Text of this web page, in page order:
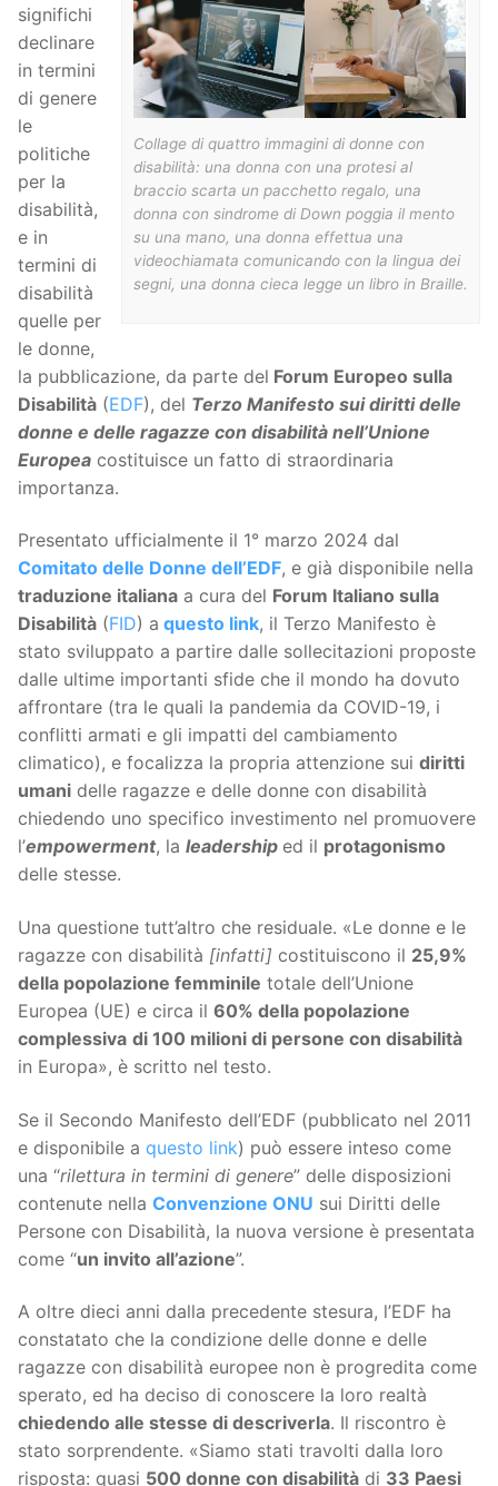
Collage di quattro immagini di donne con
disabilità: una donna con una protesi al
braccio scarta un pacchetto regalo, una
donna con sindrome di Down poggia il mento
su una mano, una donna effettua una
videochiamata comunicando con la lingua dei
segni, una donna cieca legge un libro in Braille.
significhi
declinare
in termini
di genere
le
politiche
per la
disabilità,
e in
termini di
disabilità
quelle per
le donne,
la pubblicazione, da parte del Forum Europeo sulla
Disabilità (EDF), del Terzo Manifesto sui diritti delle
donne e delle ragazze con disabilità nell’Unione
Europea costituisce un fatto di straordinaria
importanza.
Presentato ufficialmente il 1° marzo 2024 dal
Comitato delle Donne dell’EDF, e già disponibile nella
traduzione italiana a cura del Forum Italiano sulla
Disabilità (FID) a questo link, il Terzo Manifesto è
stato sviluppato a partire dalle sollecitazioni proposte
dalle ultime importanti sfide che il mondo ha dovuto
affrontare (tra le quali la pandemia da COVID-19, i
conflitti armati e gli impatti del cambiamento
climatico), e focalizza la propria attenzione sui diritti
umani delle ragazze e delle donne con disabilità
chiedendo uno specifico investimento nel promuovere
l’empowerment, la leadership ed il protagonismo
delle stesse.
Una questione tutt’altro che residuale. «Le donne e le
ragazze con disabilità [infatti] costituiscono il 25,9%
della popolazione femminile totale dell’Unione
Europea (UE) e circa il 60% della popolazione
complessiva di 100 milioni di persone con disabilità
in Europa», è scritto nel testo.
Se il Secondo Manifesto dell’EDF (pubblicato nel 2011
e disponibile a questo link) può essere inteso come
una “rilettura in termini di genere” delle disposizioni
contenute nella Convenzione ONU sui Diritti delle
Persone con Disabilità, la nuova versione è presentata
come “un invito all’azione”.
A oltre dieci anni dalla precedente stesura, l’EDF ha
constatato che la condizione delle donne e delle
ragazze con disabilità europee non è progredita come
sperato, ed ha deciso di conoscere la loro realtà
chiedendo alle stesse di descriverla. Il riscontro è
stato sorprendente. «Siamo stati travolti dalla loro
risposta: quasi 500 donne con disabilità di 33 Paesi